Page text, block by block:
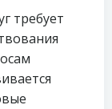
требует